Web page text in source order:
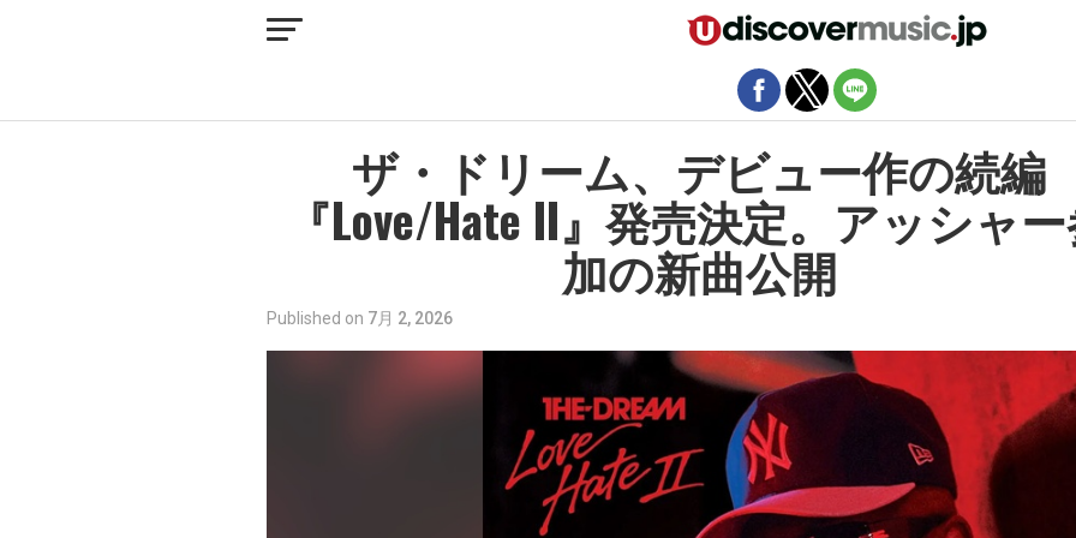
ザ・ドリーム、デビュー作の続編
『Love/Hate II』発売決定。アッシャ
加の新曲公開
Published on 7月 2, 2026
モバイルバージョンを終了